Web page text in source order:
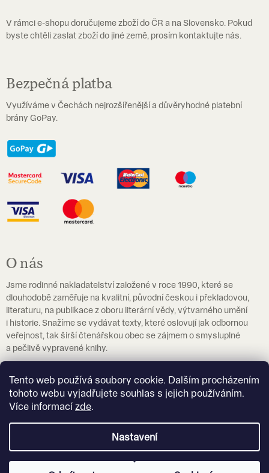
Tento web používá soubory cookie. Dalším procházením
tohoto webu vyjadřujete souhlas s jejich používáním.
Více informací zde.
Nastavení
V rámci e-shopu doručujeme zboží do ČR a na Slovensko. Pokud
byste chtěli zaslat zboží do jiné země, prosím kontaktujte nás.
Bezpečná platba
Využíváme v Čechách nejrozšířenější a důvěryhodné platební
brány GoPay.
O nás
Jsme rodinné nakladatelství založené v roce 1990, které se
dlouhodobě zaměřuje na kvalitní, původní českou i překladovou,
literaturu, na publikace z oboru literární vědy, výtvarného umění
i historie. Snažíme se vydávat texty, které oslovují jak odbornou
veřejnost, tak širší čtenářskou obec se zájmem o smysluplné
a pečlivě vypravené knihy.
prosím eshop.czechstepbystep.cz.
Více o nakladatelství Akropolis
Vytvořil Shoptet